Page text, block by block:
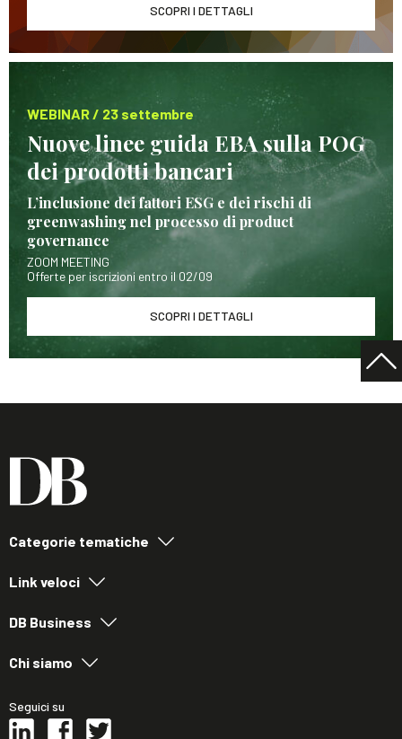
SCOPRI I DETTAGLI
WEBINAR / 23 settembre
Nuove linee guida EBA sulla POG
dei prodotti bancari
L’inclusione dei fattori ESG e dei rischi di
greenwashing nel processo di product
governance
ZOOM MEETING
Offerte per iscrizioni entro il 02/09
SCOPRI I DETTAGLI
Categorie tematiche
Link veloci
DB Business
Chi siamo
Seguici su